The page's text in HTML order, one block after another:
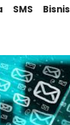
SMS